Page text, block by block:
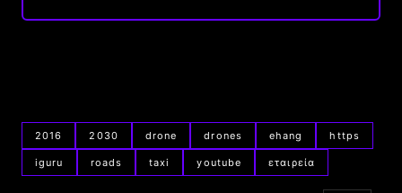
2016 2030 drone drones ehang https
iguru roads taxi youtube εταιρεία